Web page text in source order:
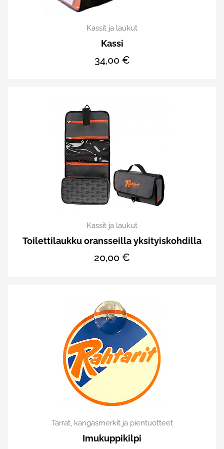
Kassit ja laukut
Kassi
34,00 €
Kassit ja laukut
Toilettilaukku oransseilla yksityiskohdilla
20,00 €
Tarrat, kangasmerkit ja pientuotteet
Imukuppikilpi